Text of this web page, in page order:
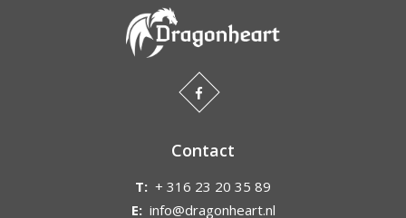
Contact
T: + 316 23 20 35 89
E: info@dragonheart.nl